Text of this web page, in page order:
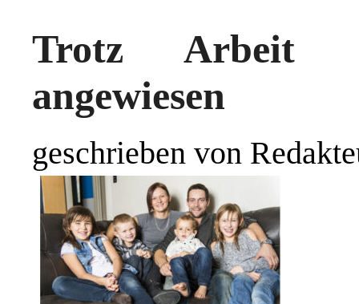
Trotz Arbeit
angewiesen
geschrieben von